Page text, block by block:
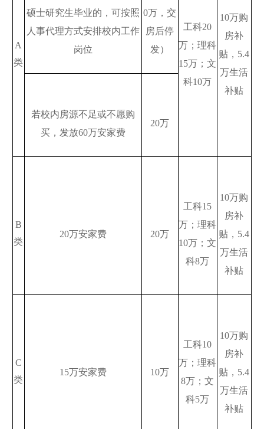
A
类
硕士研究生毕业的，可按照
人事代理方式安排校内工作
岗位
0万，交
房后停
发）
工科20
万；理科
15万；文
科10万
10万购
房补
贴， 5.4
万生活
补贴
若校内房源不足或不愿购
买，发放60万安家费
20万
B
类
20万安家费 20万
工科15
万；理科
10万；文
科8万
10万购
房补
贴， 5.4
万生活
补贴
C
类
15万安家费 10万
工科10
万；理科
8万；文
科5万
10万购
房补
贴， 5.4
万生活
补贴